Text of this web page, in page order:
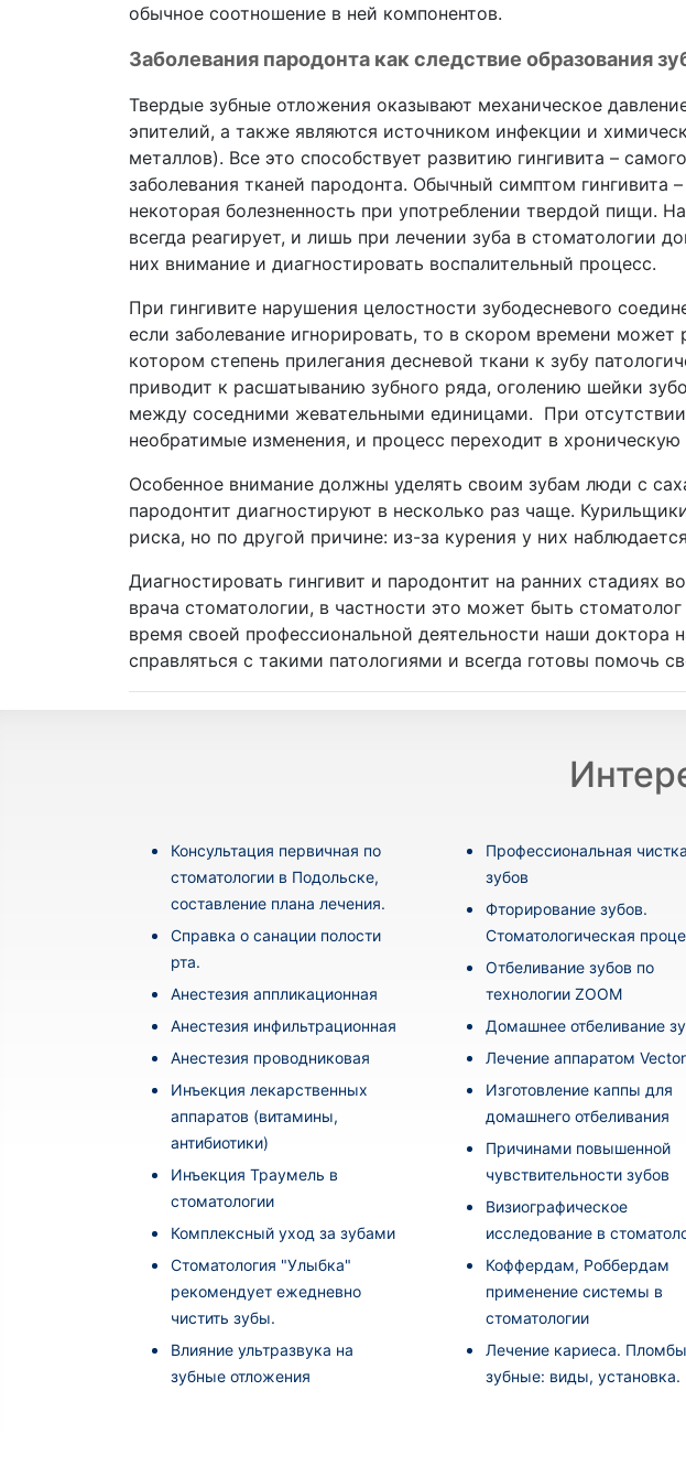
обычное соотношение в ней компонентов.
Заболевания пародонта как следствие образования
Твердые зубные отложения оказывают механическое
эпителий, а также являются источником инфекции и
металлов). Все это способствует развитию гингивита –
заболевания тканей пародонта. Обычный симптом гингивита
некоторая болезненность при употреблении твердой пищи.
всегда реагирует, и лишь при лечении зуба в стоматологии
них внимание и диагностировать воспалительный процесс.
При гингивите нарушения целостности зубодесневого
если заболевание игнорировать, то в скором времени может
котором степень прилегания десневой ткани к зубу
приводит к расшатыванию зубного ряда, оголению шейки
между соседними жевательными единицами. При отсутствии
необратимые изменения, и процесс переходит в
Особенное внимание должны уделять своим зубам люди с
пародонтит диагностируют в несколько раз чаще.
риска, но по другой причине: из-за курения у них
Диагностировать гингивит и пародонтит на ранних стадиях
врача стоматологии, в частности это может быть
время своей профессиональной деятельности наши доктора
справляться с такими патологиями и всегда готовы помочь
Консультация первичная по
стоматологии в Подольске,
составление плана лечения.
Cправка о санации полости
рта.
Анестезия аппликационная
Анестезия инфильтрационная
Анестезия проводниковая
Инъекция лекарственных
аппаратов (витамины,
антибиотики)
Инъекция Траумель в
стоматологии
Комплексный уход за зубами
Стоматология "Улыбка"
рекомендует ежедневно
чистить зубы.
Влияние ультразвука на
зубные отложения
Профессиональная чистка
зубов
Фторирование зубов.
Стоматологическая
Отбеливание зубов по
технологии ZOOM
Домашнее отбеливание
Лечение аппаратом Vector
Изготовление каппы для
домашнего отбеливания
Причинами повышенной
чувствительности зубов
Визиографическое
исследование в
Коффердам, Роббердам
применение системы в
стоматологии
Лечение кариеса. Пломбы
зубные: виды, установка.